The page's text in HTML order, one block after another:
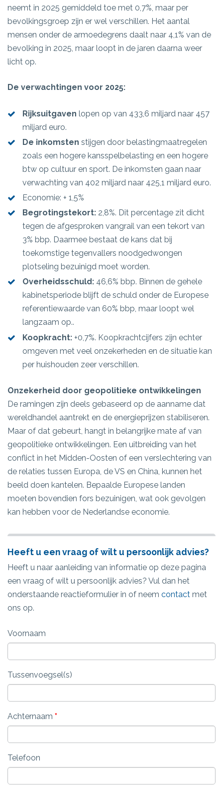
neemt in 2025 gemiddeld toe met 0,7%, maar per
bevolkingsgroep zijn er wel verschillen. Het aantal
mensen onder de armoedegrens daalt naar 4,1% van de
bevolking in 2025, maar loopt in de jaren daarna weer
licht op.
De verwachtingen voor 2025:
Rijksuitgaven lopen op van 433,6 miljard naar 457
miljard euro.
De inkomsten stijgen door belastingmaatregelen
zoals een hogere kansspelbelasting en een hogere
btw op cultuur en sport. De inkomsten gaan naar
verwachting van 402 miljard naar 425,1 miljard euro.
Economie: + 1,5%
Begrotingstekort: 2,8%. Dit percentage zit dicht
tegen de afgesproken vangrail van een tekort van
3% bbp. Daarmee bestaat de kans dat bij
toekomstige tegenvallers noodgedwongen
plotseling bezuinigd moet worden.
Overheidsschuld: 46,6% bbp. Binnen de gehele
kabinetsperiode blijft de schuld onder de Europese
referentiewaarde van 60% bbp, maar loopt wel
langzaam op..
Koopkracht: +0,7%. Koopkrachtcijfers zijn echter
omgeven met veel onzekerheden en de situatie kan
per huishouden zeer verschillen.
Onzekerheid door geopolitieke ontwikkelingen
De ramingen zijn deels gebaseerd op de aanname dat
wereldhandel aantrekt en de energieprijzen stabiliseren.
Maar of dat gebeurt, hangt in belangrijke mate af van
geopolitieke ontwikkelingen. Een uitbreiding van het
conflict in het Midden-Oosten of een verslechtering van
de relaties tussen Europa, de VS en China, kunnen het
beeld doen kantelen. Bepaalde Europese landen
moeten bovendien fors bezuinigen, wat ook gevolgen
kan hebben voor de Nederlandse economie.
Heeft u een vraag of wilt u persoonlijk advies?
Heeft u naar aanleiding van informatie op deze pagina
een vraag of wilt u persoonlijk advies? Vul dan het
onderstaande reactieformulier in of neem contact met
ons op.
Voornaam
Tussenvoegsel(s)
Achternaam *
Telefoon